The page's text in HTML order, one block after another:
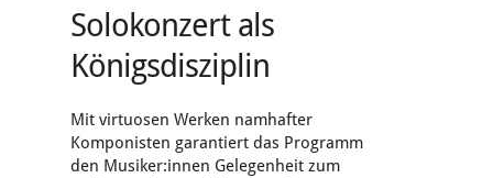
Solokonzert als
Königsdisziplin
Mit virtuosen Werken namhafter
Komponisten garantiert das Programm
den Musiker:innen Gelegenheit zum